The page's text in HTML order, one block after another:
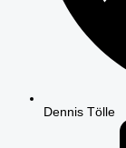
Dennis Tölle